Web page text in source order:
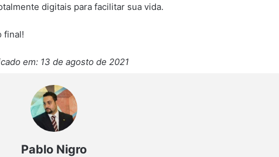
digitais para facilitar sua vida.
final!
em: 13 de agosto de 2021
Pablo Nigro